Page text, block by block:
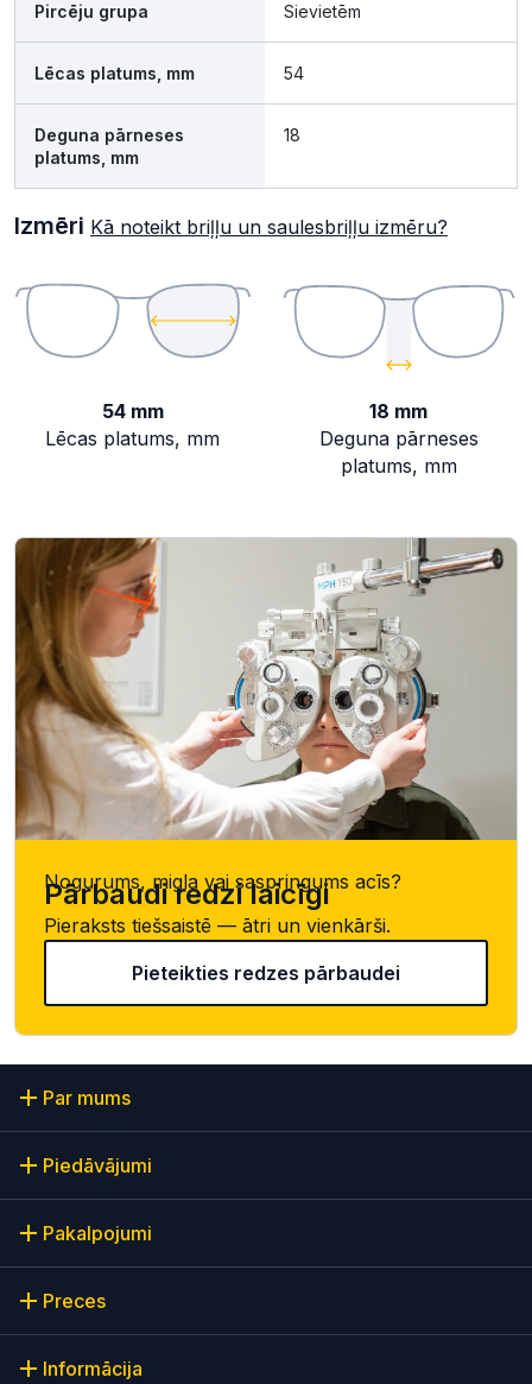
Pircēju grupa Sievietēm
Lēcas platums, mm 54
Deguna pārneses
platums, mm
18
Izmēri Kā noteikt briļļu un saulesbriļļu izmēru?
54 mm
Lēcas platums, mm
18 mm
Deguna pārneses
platums, mm
Nogurums, migla vai saspringums acīs?
Pārbaudi redzi laicīgi
Pieraksts tiešsaistē — ātri un vienkārši.
Pieteikties redzes pārbaudei
Par mums
Piedāvājumi
Pakalpojumi
Preces
Informācija